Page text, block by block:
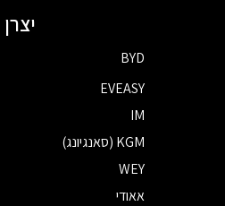
יצרן
BYD
EVEASY
IM
KGM (סאנגיונג)
WEY
אאודי